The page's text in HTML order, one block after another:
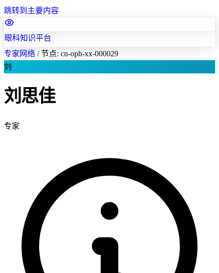
跳转到主要内容
眼科知识平台
专家网络 / 节点: cn-oph-xx-000029
刘
刘思佳
专家